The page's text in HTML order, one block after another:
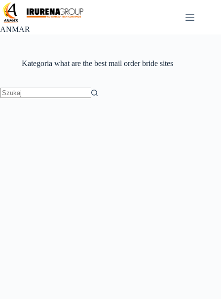
Przejdź
do
treści
ANMAR
Kategoria what are the best mail order bride sites